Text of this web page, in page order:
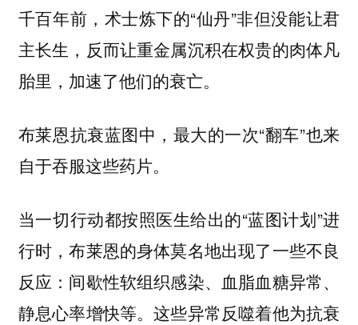
千百年前，术士炼下的“仙丹”非但没能让君
主长生，反而让重金属沉积在权贵的肉体凡
胎里，加速了他们的衰亡。
布莱恩抗衰蓝图中，最大的一次“翻车”也来
自于吞服这些药片。
当一切行动都按照医生给出的“蓝图计划”进
行时，布莱恩的身体莫名地出现了一些不良
反应：间歇性软组织感染、血脂血糖异常、
静息心率增快等。这些异常反噬着他为抗衰